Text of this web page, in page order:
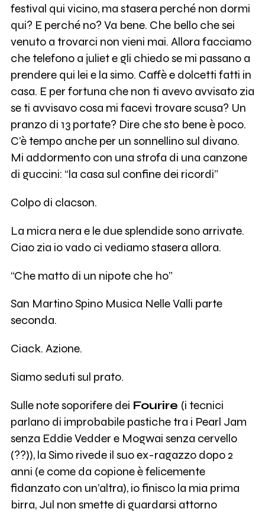
festival qui vicino, ma stasera perché non dormi
qui? E perché no? Va bene. Che bello che sei
venuto a trovarci non vieni mai. Allora facciamo
che telefono a juliet e gli chiedo se mi passano a
prendere qui lei e la simo. Caffè e dolcetti fatti in
casa. E per fortuna che non ti avevo avvisato zia
se ti avvisavo cosa mi facevi trovare scusa? Un
pranzo di 13 portate? Dire che sto bene è poco.
C’è tempo anche per un sonnellino sul divano.
Mi addormento con una strofa di una canzone
di guccini: “la casa sul confine dei ricordi”
Colpo di clacson.
La micra nera e le due splendide sono arrivate.
Ciao zia io vado ci vediamo stasera allora.
“Che matto di un nipote che ho”
San Martino Spino Musica Nelle Valli parte
seconda.
Ciack. Azione.
Siamo seduti sul prato.
Sulle note soporifere dei Fourire (i tecnici
parlano di improbabile pastiche tra i Pearl Jam
senza Eddie Vedder e Mogwai senza cervello
(??)), la Simo rivede il suo ex-ragazzo dopo 2
anni (e come da copione è felicemente
fidanzato con un’altra), io finisco la mia prima
birra, Jul non smette di guardarsi attorno